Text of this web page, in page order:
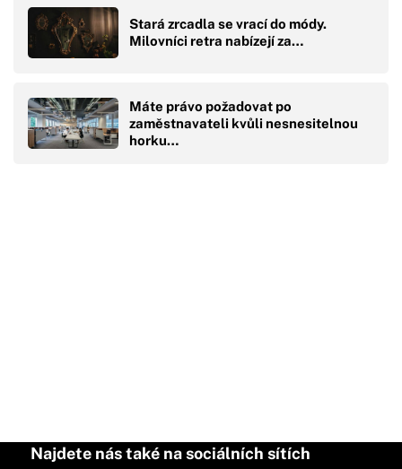
Stará zrcadla se vrací do módy.
Milovníci retra nabízejí za…
Máte právo požadovat po
zaměstnavateli kvůli nesnesitelnou
horku…
Najdete nás také na sociálních sítích